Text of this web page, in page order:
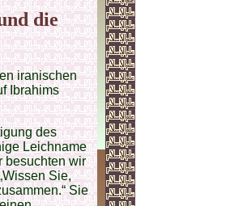
die
iranischen
Ibrahims
des
Leichname
besuchten wir
Sie,
Sie